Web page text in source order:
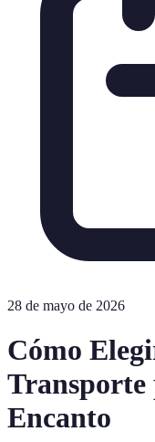
28 de mayo de 2026
Cómo
Encanto